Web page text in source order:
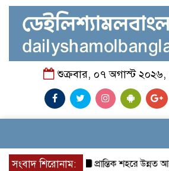
শুক্রবার, ০৭ অগাস্ট ২০২৬,
সংবাদ শিরোনাম:প্রান্তিক শহরে উন্নত